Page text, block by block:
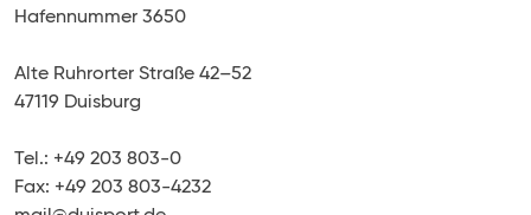
Hafennummer 3650
Alte Ruhrorter Straße 42–52
47119 Duisburg
Tel.: +49 203 803-0
Fax: +49 203 803-4232